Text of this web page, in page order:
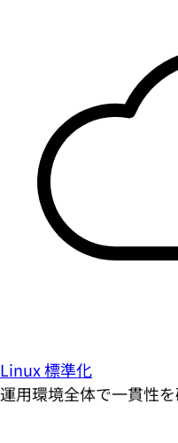
Linux 標準化
運用環境全体で一貫性を